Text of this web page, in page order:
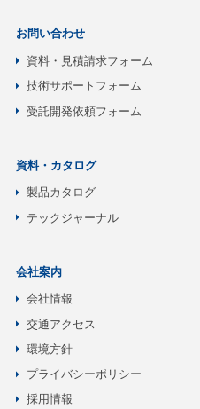
お問い合わせ
資料・見積請求フォーム
技術サポートフォーム
受託開発依頼フォーム
資料・カタログ
製品カタログ
テックジャーナル
会社案内
会社情報
交通アクセス
環境方針
プライバシーポリシー
採用情報